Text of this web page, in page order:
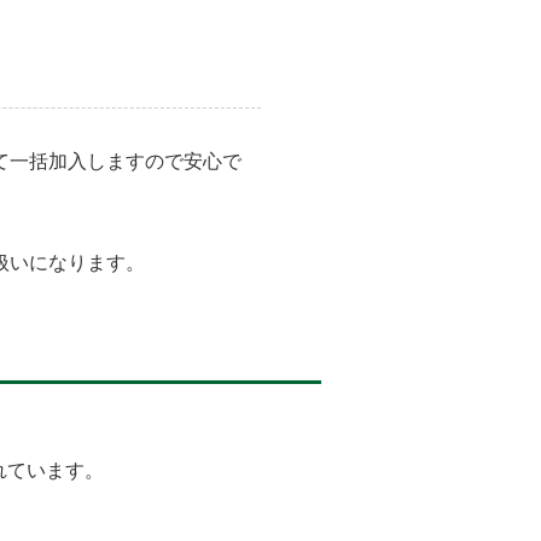
一括加入しますので安心で
になります。
います。